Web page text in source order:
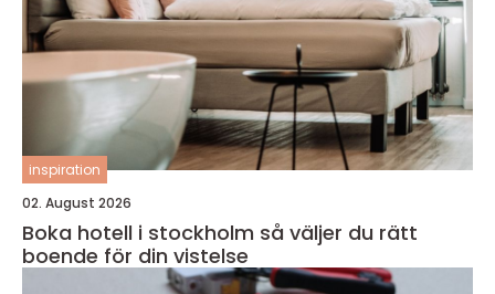
inspiration
02. August 2026
Boka hotell i stockholm så väljer du rätt
boende för din vistelse